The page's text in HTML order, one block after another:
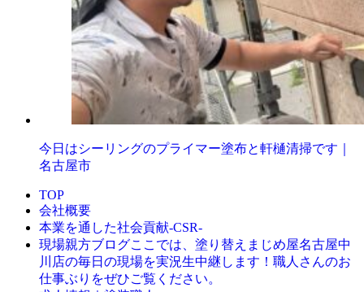
今日はシーリングのプライマー塗布と軒樋清掃です｜
名古屋市
TOP
会社概要
本業を通した社会貢献-CSR-
現場親方ブログここでは、塗り替えまじめ屋名古屋中
川店の毎日の現場を実況生中継します！職人さんのお
仕事ぶりをぜひご覧ください。